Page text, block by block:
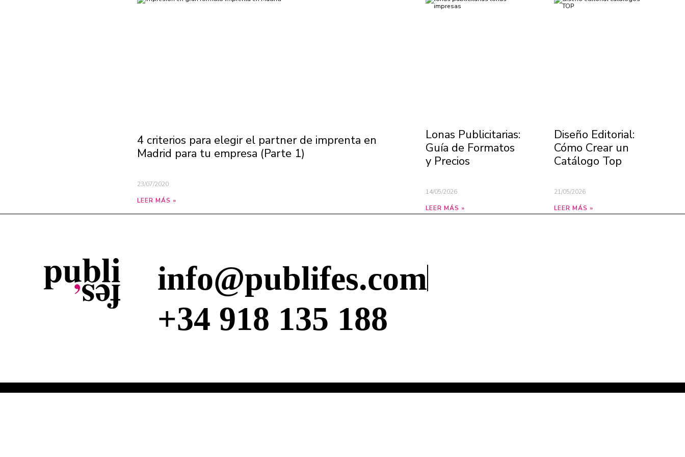
4 criterios para elegir el partner de imprenta en
Madrid para tu empresa (Parte 1)
23/07/2020
LEER MÁS »
Lonas Publicitarias:
Guía de Formatos
y Precios
14/05/2026
LEER MÁS »
Diseño Editorial:
Cómo Crear un
Catálogo Top
21/05/2026
LEER MÁS »
info@publifes.com
+34 918 135 188